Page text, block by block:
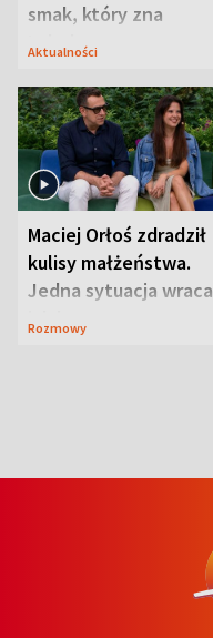
smak, który zna
Lubelszczyzna
Aktualności
Maciej Orłoś zdradził
kulisy małżeństwa.
Jedna sytuacja wraca
jak bumerang
Rozmowy